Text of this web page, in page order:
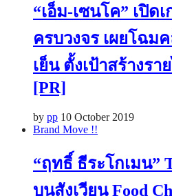
“เอ็ม-เซนโค” เปิด
ครบวงจร เผยโฉม
เย็น ตั้งเป้าสร้างรา
[PR]
by pp 10 October 2019
Brand Move !!
“ฤทธิ์ ธีระโกเมน”
บนสังเวียน Food